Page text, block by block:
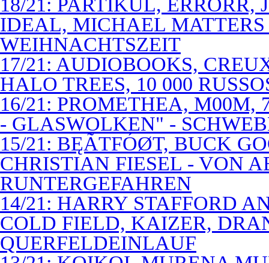
18/21: PARTIKUL,
IDEAL, MICHAEL
WEIHNACHTSZEIT
17/21: AUDIOBOOKS,
HALO TREES, 10 000
16/21: PROMETHEA, M00M,
- GLASWOLKEN" -
15/21: BĘÃTFÓØT, BUCK
CHRISTIAN FIESEL - VON
RUNTERGEFAHREN
14/21: HARRY STAFFORD
COLD FIELD, KAIZER,
QUERFELDEINLAUF